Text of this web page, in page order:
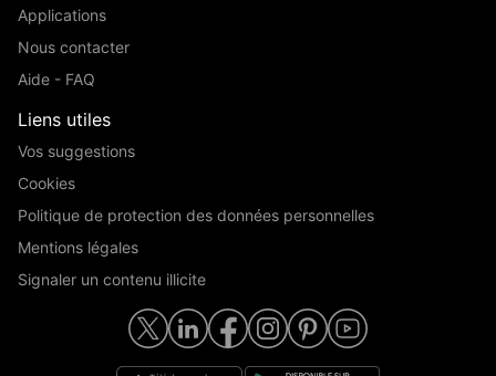
Applications
Nous contacter
Aide - FAQ
Liens utiles
Vos suggestions
Cookies
Politique de protection des données personnelles
Mentions légales
Signaler un contenu illicite